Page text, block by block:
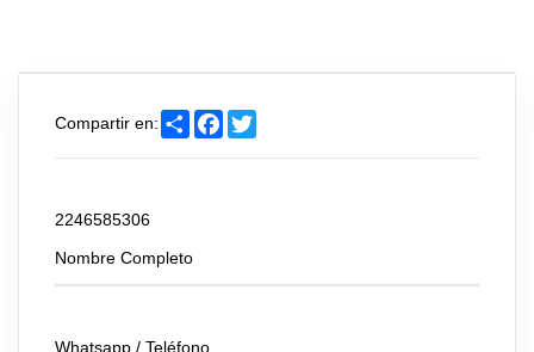
Compartir en: ShareFacebook
2246585306